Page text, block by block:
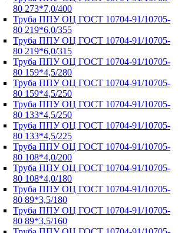
80 273*7,0/400
Труба ППУ ОЦ ГОСТ 10704-91/10705-
80 219*6,0/355
Труба ППУ ОЦ ГОСТ 10704-91/10705-
80 219*6,0/315
Труба ППУ ОЦ ГОСТ 10704-91/10705-
80 159*4,5/280
Труба ППУ ОЦ ГОСТ 10704-91/10705-
80 159*4,5/250
Труба ППУ ОЦ ГОСТ 10704-91/10705-
80 133*4,5/250
Труба ППУ ОЦ ГОСТ 10704-91/10705-
80 133*4,5/225
Труба ППУ ОЦ ГОСТ 10704-91/10705-
80 108*4,0/200
Труба ППУ ОЦ ГОСТ 10704-91/10705-
80 108*4,0/180
Труба ППУ ОЦ ГОСТ 10704-91/10705-
80 89*3,5/180
Труба ППУ ОЦ ГОСТ 10704-91/10705-
80 89*3,5/160